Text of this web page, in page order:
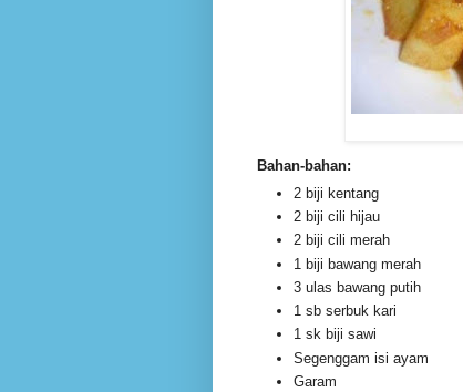
Bahan-bahan:
2 biji kentang
2 biji cili hijau
2 biji cili merah
1 biji bawang merah
3 ulas bawang putih
1 sb serbuk kari
1 sk biji sawi
Segenggam isi ayam
Garam